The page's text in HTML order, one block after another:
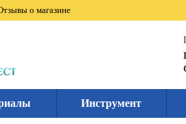
о магазине
Инструмент